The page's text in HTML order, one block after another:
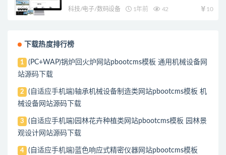
科技/电子/数码设备 1年前 42 10
下载热度排行榜
1
(PC+WAP)锅炉回火炉网站pbootcms模板 通用机械设备网
站源码下载
2
(自适应手机端)轴承机械设备制造类网站pbootcms模板 机
械设备网站源码下载
3
(自适应手机端)园林花卉种植类网站pbootcms模板 园林景
观设计网站源码下载
4
(自适应手机端)蓝色响应式精密仪器网站pbootcms模板